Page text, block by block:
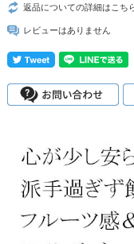
返品についての詳細はこち
レビューはありません